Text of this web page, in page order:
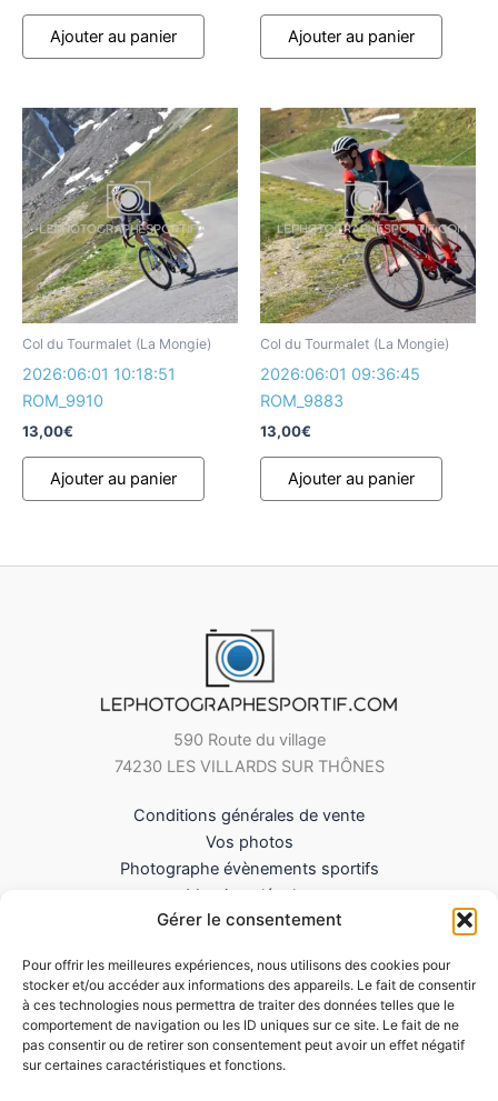
Gérer le consentement
Pour offrir les meilleures expériences, nous utilisons des cookies pour
stocker et/ou accéder aux informations des appareils. Le fait de consentir
à ces technologies nous permettra de traiter des données telles que le
comportement de navigation ou les ID uniques sur ce site. Le fait de ne
pas consentir ou de retirer son consentement peut avoir un effet négatif
sur certaines caractéristiques et fonctions.
Ajouter au panier Ajouter au panier
Col du Tourmalet (La Mongie)
2026:06:01 10:18:51
ROM_9910
13,00€
Ajouter au panier
Col du Tourmalet (La Mongie)
2026:06:01 09:36:45
ROM_9883
13,00€
Ajouter au panier
590 Route du village
74230 LES VILLARDS SUR THÔNES
Conditions générales de vente
Vos photos
Photographe évènements sportifs
Mentions légales
Mes Téléchargements
Politique de cookies (UE)